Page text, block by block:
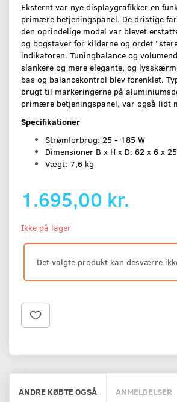
Eksternt var nye displaygrafikker en
primære betjeningspanel. De dristige
den oprindelige model var blevet
og bogstaver for kilderne og ordet
indikatoren. Tuningbalance og
slankere og mere elegante, og
bas og balancekontrol blev forenklet.
brugt til markeringerne på
primære betjeningspanel, var også lidt
Specifikationer
Strømforbrug: 25 - 185 W
Dimensioner B x H x D: 62 x 6 x
Vægt: 7,6 kg
1.695,00 kr.
Ikke på lager
Det valgte produkt kan desværre
ANDRE KØBTE OGSÅ ANMELDELSER